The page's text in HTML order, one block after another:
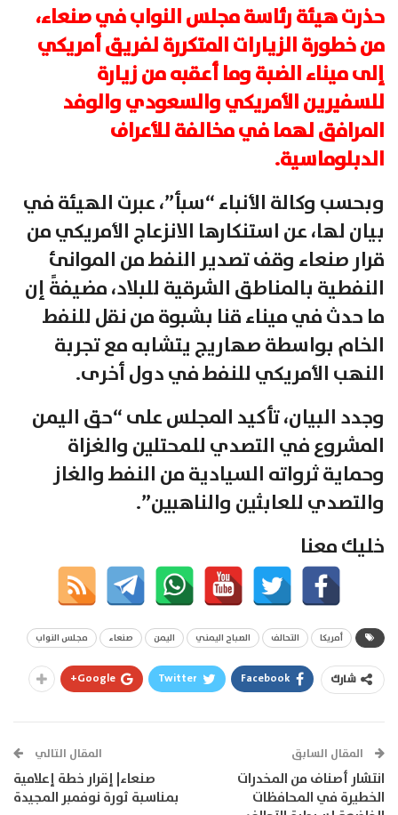
حذرت هيئة رئاسة مجلس النواب في صنعاء،
من خطورة الزيارات المتكررة لفريق أمريكي
إلى ميناء الضبة وما أعقبه من زيارة
للسفيرين الأمريكي والسعودي والوفد
المرافق لهما في مخالفة للأعراف
الدبلوماسية.
وبحسب وكالة الأنباء “سبأ”، عبرت الهيئة في
بيان لها، عن استنكارها الانزعاج الأمريكي من
قرار صنعاء وقف تصدير النفط من الموانئ
النفطية بالمناطق الشرقية للبلاد، مضيفةً إن
ما حدث في ميناء قنا بشبوة من نقل للنفط
الخام بواسطة صهاريج يتشابه مع تجربة
النهب الأمريكي للنفط في دول أخرى.
وجدد البيان، تأكيد المجلس على “حق اليمن
المشروع في التصدي للمحتلين والغزاة
وحماية ثرواته السيادية من النفط والغاز
والتصدي للعابثين والناهبين”.
خليك معنا
أمريكا التحالف الصباح اليمني اليمن صنعاء مجلس النواب
شارك Facebook
Twitter
Google+
المقال السابق
انتشار أصناف من المخدرات
الخطيرة في المحافظات
المقال التالي
صنعاء| إقرار خطة إعلامية
بمناسبة ثورة نوفمبر المجيدة